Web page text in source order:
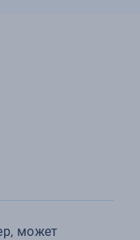
может